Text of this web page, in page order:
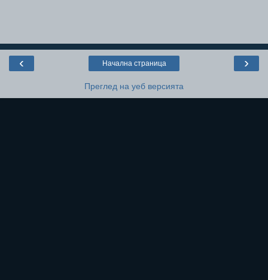
‹ ›
Начална страница
Преглед на уеб версията